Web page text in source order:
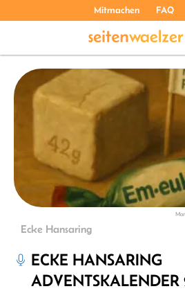
Mitmachen FAQ
THEMEN
PODCASTS
ÜBER UNS
Ecke Hansaring
ECKE HANSARING
ADVENTSKALENDER